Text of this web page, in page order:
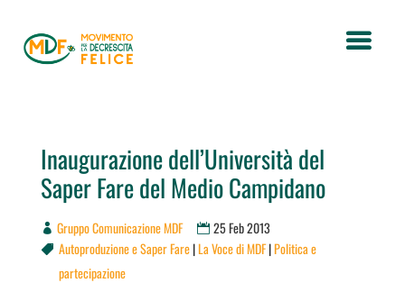
Inaugurazione dell’Università del
Saper Fare del Medio Campidano
Gruppo Comunicazione MDF 25 Feb 2013
 Autoproduzione e Saper Fare|La Voce di MDF|Politica e
partecipazione